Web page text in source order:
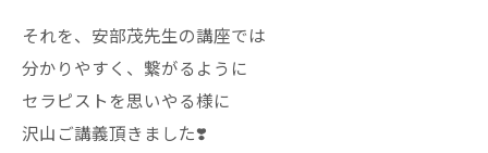
それを、安部茂先生の講座では
分かりやすく、繋がるように
セラピストを思いやる様に
沢山ご講義頂きました❣️